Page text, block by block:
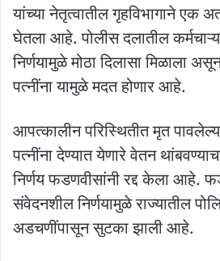
यांच्या नेतृत्वातील गृहविभागाने एक
घेतला आहे. पोलीस दलातील
निर्णयामुळे मोठा दिलासा मिळाला
पत्नींना यामुळे मदत होणार आहे.
आपत्कालीन परिस्थितीत मृत
पत्नींना देण्यात येणारे वेतन
निर्णय फडणवीसांनी रद्द केला आहे.
संवेदनशील निर्णयामुळे राज्यातील
अडचणींपासून सुटका झाली आहे.